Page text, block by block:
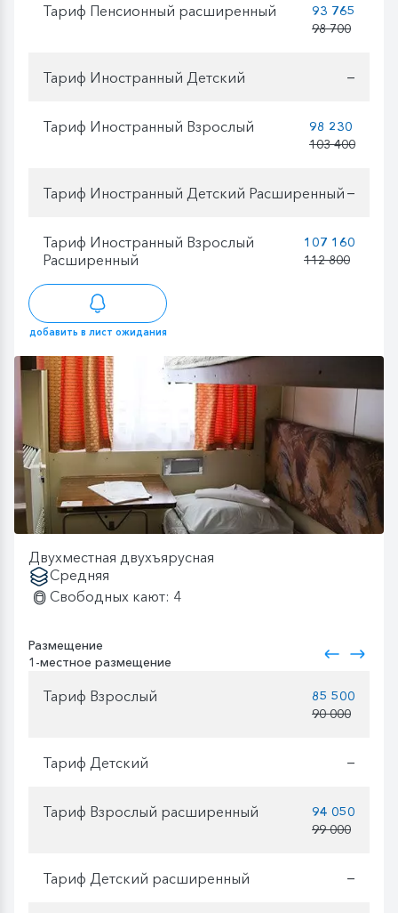
Тариф Пенсионный расширенный
93 765
98 700
Тариф Иностранный Детский —
Тариф Иностранный Взрослый
98 230
103 400
Тариф Иностранный Детский Расширенный —
Тариф Иностранный Взрослый
Расширенный
107 160
112 800
добавить в лист ожидания
Двухместная двухъярусная
Средняя
Свободных кают: 4
Размещение
1-местное размещение
Тариф Взрослый
85 500
90 000
Тариф Детский —
Тариф Взрослый расширенный
94 050
99 000
Тариф Детский расширенный —